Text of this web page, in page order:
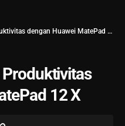
dengan Huawei MatePad 12 X
12 X